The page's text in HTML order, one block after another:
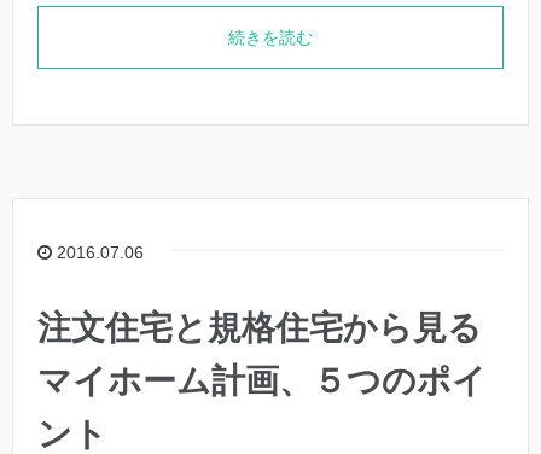
続きを読む
2016.07.06
注文住宅と規格住宅から見る
マイホーム計画、５つのポイ
ント